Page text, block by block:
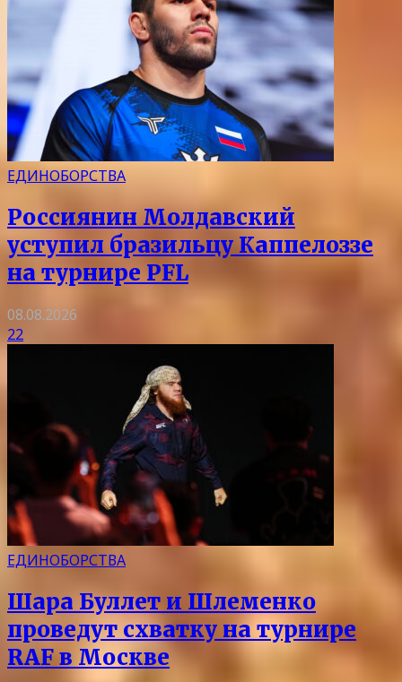
ЕДИНОБОРСТВА
Россиянин Молдавский
уступил бразильцу Каппелоззе
на турнире PFL
08.08.2026
22
ЕДИНОБОРСТВА
Шара Буллет и Шлеменко
проведут схватку на турнире
RAF в Москве